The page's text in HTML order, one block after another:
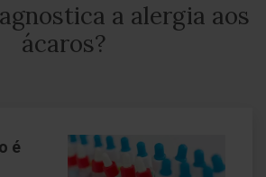
a alergia aos
ácaros?
é